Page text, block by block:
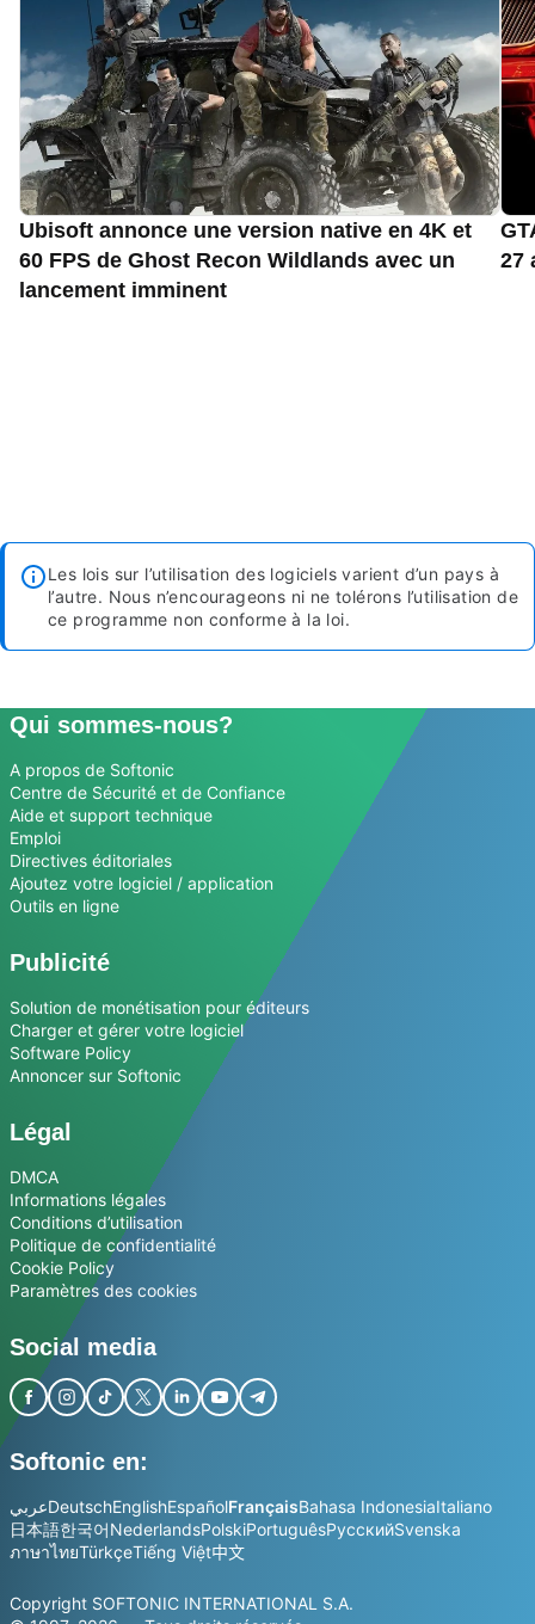
Ubisoft annonce une version native en 4K et
60 FPS de Ghost Recon Wildlands avec un
lancement imminent
27
Les lois sur l’utilisation des logiciels varient d’un pays à
l’autre. Nous n’encourageons ni ne tolérons l’utilisation de
ce programme non conforme à la loi.
Qui sommes-nous?
A propos de Softonic
Centre de Sécurité et de Confiance
Aide et support technique
Emploi
Directives éditoriales
Ajoutez votre logiciel / application
Outils en ligne
Publicité
Solution de monétisation pour éditeurs
Charger et gérer votre logiciel
Software Policy
Annoncer sur Softonic
Légal
DMCA
Informations légales
Conditions d’utilisation
Politique de confidentialité
Cookie Policy
Paramètres des cookies
Social media
Softonic en:
عربيDeutschEnglishEspañolFrançaisBahasa IndonesiaItaliano
日本語한국어NederlandsPolskiPortuguêsРусскийSvenska
ภาษาไทยTürkçeTiếng Việt中文
Copyright SOFTONIC INTERNATIONAL S.A.